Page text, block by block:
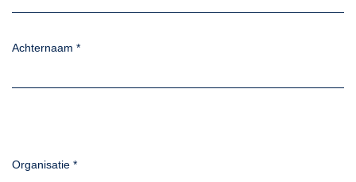
Achternaam *
Organisatie *